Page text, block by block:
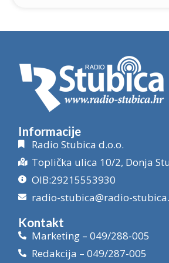
Informacije
Radio Stubica d.o.o.
Toplička ulica 10/2, Donja
OIB:29215553930
radio-stubica@radio-
Kontakt
Marketing – 049/288-005
Redakcija – 049/287-005